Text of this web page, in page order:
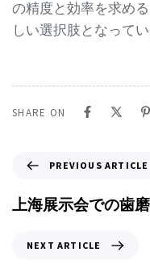
の精度と効率を求め
しい選択肢となってい
SHARE ON
PREVIOUS ARTICLE
上海展示会での歯
NEXT ARTICLE